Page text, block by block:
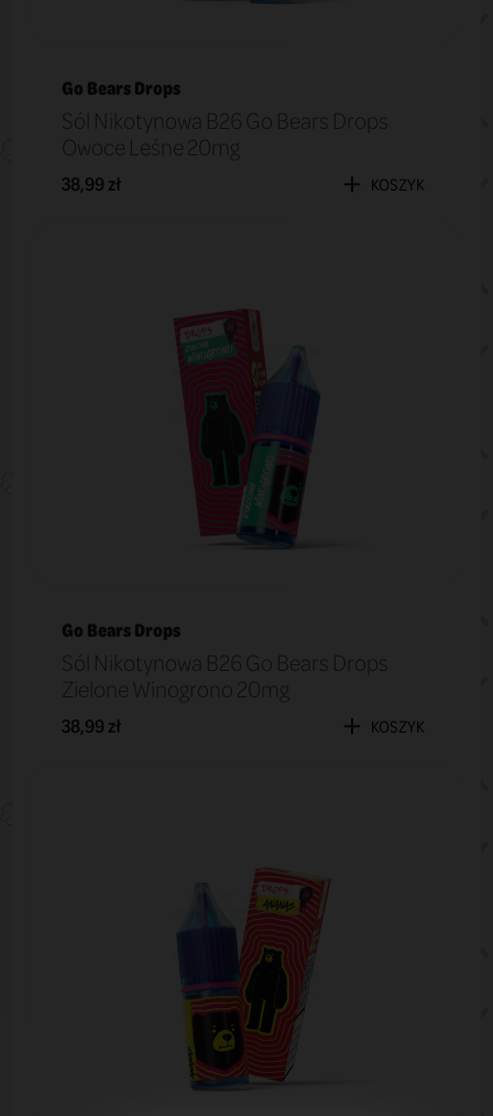
Go Bears Drops
Sól Nikotynowa B26 Go Bears Drops
Owoce Leśne 20mg
38,99 zł KOSZYK
Go Bears Drops
Sól Nikotynowa B26 Go Bears Drops
Zielone Winogrono 20mg
38,99 zł KOSZYK